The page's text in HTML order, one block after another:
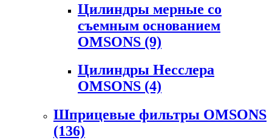
Цилиндры мерные со
съемным основанием
OMSONS (9)
Цилиндры Несслера
OMSONS (4)
Шприцевые фильтры OMSONS
(136)